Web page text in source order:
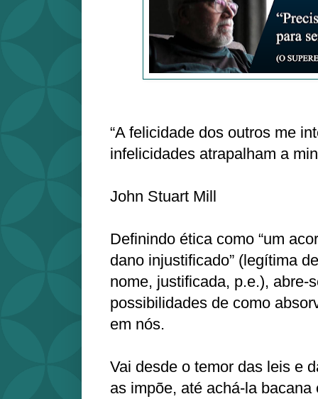
“A felicidade dos outros me
infelicidades atrapalham a
John Stuart Mill
Definindo ética como “um
dano injustificado” (legítima
nome, justificada, p.e.), abre-
possibilidades de como
em nós.
Vai desde o temor das leis e
as impõe, até achá-la bacana